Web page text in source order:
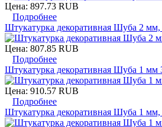
Цена: 897.73 RUB
Подробнее
Штукатурка декоративная Шуба 2 мм,
Цена: 807.85 RUB
Подробнее
Штукатурка декоративная Шуба 1 мм
Цена: 910.57 RUB
Подробнее
Штукатурка декоративная Шуба 1 мм,